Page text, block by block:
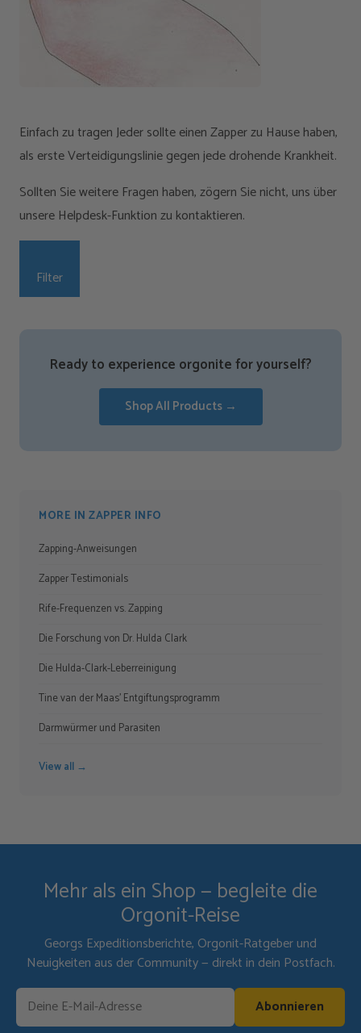
Einfach zu tragen Jeder sollte einen Zapper zu Hause haben,
als erste Verteidigungslinie gegen jede drohende Krankheit.
Sollten Sie weitere Fragen haben, zögern Sie nicht, uns über
unsere Helpdesk-Funktion zu kontaktieren.
Filter
Ready to experience orgonite for yourself?
Shop All Products →
MORE IN ZAPPER INFO
Zapping-Anweisungen
Zapper Testimonials
Rife-Frequenzen vs. Zapping
Die Forschung von Dr. Hulda Clark
Die Hulda-Clark-Leberreinigung
Tine van der Maas' Entgiftungsprogramm
Darmwürmer und Parasiten
View all →
Mehr als ein Shop — begleite die
Orgonit-Reise
Georgs Expeditionsberichte, Orgonit-Ratgeber und
Neuigkeiten aus der Community — direkt in dein Postfach.
Abonnieren